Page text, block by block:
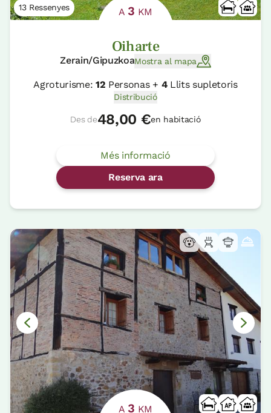
13 Ressenyes A 3 KM
Oiharte
Zerain/GipuzkoaMostra al mapa
Agroturisme:12 Personas + 4Llits supletoris
Distribució
Des de48,00 €en habitació
Més informació
Reserva ara
A 3 KM